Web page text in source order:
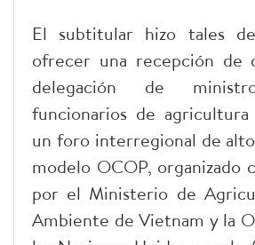
El subtitular hizo tales
ofrecer una recepción de
delegación de
funcionarios de
un foro interregional de
modelo OCOP, organizado
por el Ministerio de
Ambiente de Vietnam y la